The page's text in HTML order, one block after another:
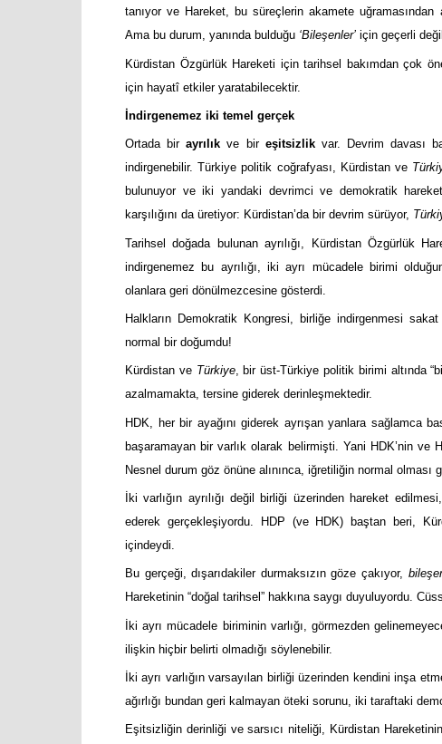
tanıyor ve Hareket, bu süreçlerin akamete
Ama bu durum, yanında bulduğu ‘Bileşenler’ için geçerli
Kürdistan Özgürlük Hareketi için tarihsel bakımdan çok
için hayatî etkiler yaratabilecektir.
İndirgenemez iki temel gerçek
Ortada birayrılık ve bir eşitsizlikvar. Devrim davası
indirgenebilir. Türkiye politik coğrafyası, Kürdistan ve
bulunuyor ve iki yandaki devrimci ve demokratik
karşılığını da üretiyor: Kürdistan’da bir devrim sürüyor,
Tarihsel doğada bulunan ayrılığı, Kürdistan Özgürlük
indirgenemez bu ayrılığı, iki ayrı mücadele birimi
olanlara geri dönülmezcesine gösterdi.
Halkların Demokratik Kongresi, birliğe indirgenmesi
normal bir doğumdu!
Kürdistan ve Türkiye, bir üst-Türkiye politik birimi altında
azalmamakta, tersine giderek derinleşmektedir.
HDK, her bir ayağını giderek ayrışan yanlara sağlamca
başaramayan bir varlık olarak belirmişti. Yani HDK’nin ve
Nesnel durum göz önüne alınınca, iğretiliğin normal olması
İki varlığın ayrılığı değil birliği üzerinden hareket
ederek gerçekleşiyordu. HDP (ve HDK) baştan beri,
içindeydi.
Bu gerçeği, dışarıdakiler durmaksızın göze çakıyor,
Hareketinin “doğal tarihsel” hakkına saygı duyuluyordu.
İki ayrı mücadele biriminin varlığı, görmezden
ilişkin hiçbir belirti olmadığı söylenebilir.
İki ayrı varlığın varsayılan birliği üzerinden kendini inşa
ağırlığı bundan geri kalmayan öteki sorunu, iki taraftaki
Eşitsizliğin derinliği ve sarsıcı niteliği, Kürdistan